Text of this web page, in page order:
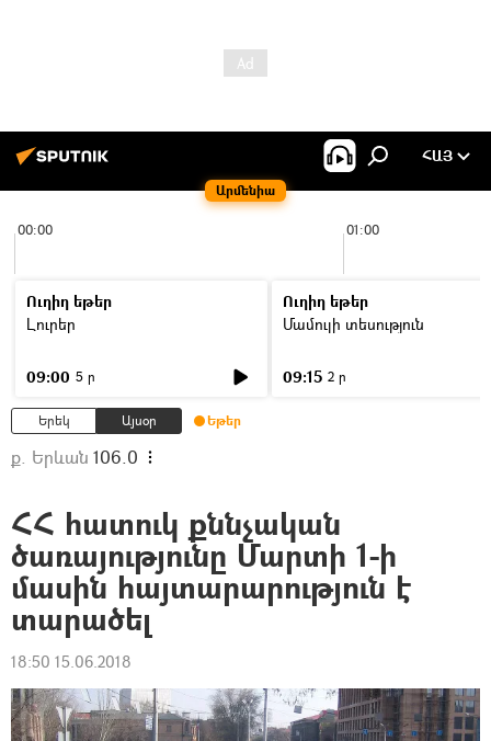
Արմենիա
ՀԱՅ
00:00 01:00
Ուղիղ եթեր
Լուրեր
09:00 5 ր
Ուղիղ եթեր
Մամուլի տեսություն
09:15 2 ր
Երեկ Այսօր Եթեր
ք. Երևան 106.0
ՀՀ հատուկ քննչական
ծառայությունը Մարտի 1-ի
մասին հայտարարություն է
տարածել
18:50 15.06.2018